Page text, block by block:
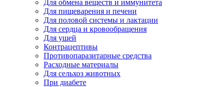
Для обмена веществ и иммунитета
Для пищеварения и печени
Для половой системы и лактации
Для сердца и кровообращения
Для ушей
Контрацептивы
Противопаразитарные средства
Расходные материалы
Для сельхоз животных
При диабете